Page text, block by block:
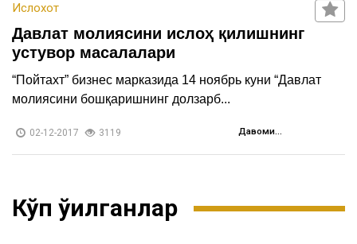
Ислохот
Давлат молиясини ислоҳ қилишнинг
устувор масалалари
“Пойтахт” бизнес марказида 14 ноябрь куни “Давлат
молиясини бошқаришнинг долзарб...
02-12-2017 3119 Давоми...
Кўп ўқилганлар